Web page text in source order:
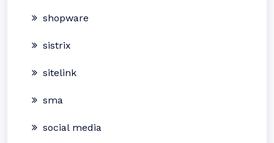
shopware
sistrix
sitelink
sma
social media